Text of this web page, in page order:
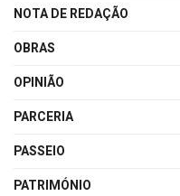
NOTA DE REDAÇÃO
OBRAS
OPINIÃO
PARCERIA
PASSEIO
PATRIMÓNIO